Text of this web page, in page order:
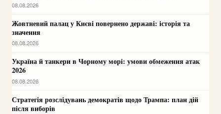
08.08.2026
Жовтневий палац у Києві повернено державі: історія та
значення
08.08.2026
Україна й танкери в Чорному морі: умови обмеження атак
2026
08.08.2026
Стратегія розслідувань демократів щодо Трампа: план дій
після виборів